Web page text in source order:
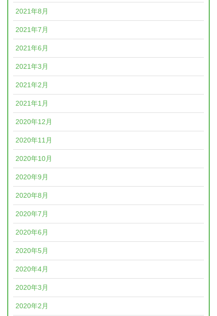
2021年8月
2021年7月
2021年6月
2021年3月
2021年2月
2021年1月
2020年12月
2020年11月
2020年10月
2020年9月
2020年8月
2020年7月
2020年6月
2020年5月
2020年4月
2020年3月
2020年2月